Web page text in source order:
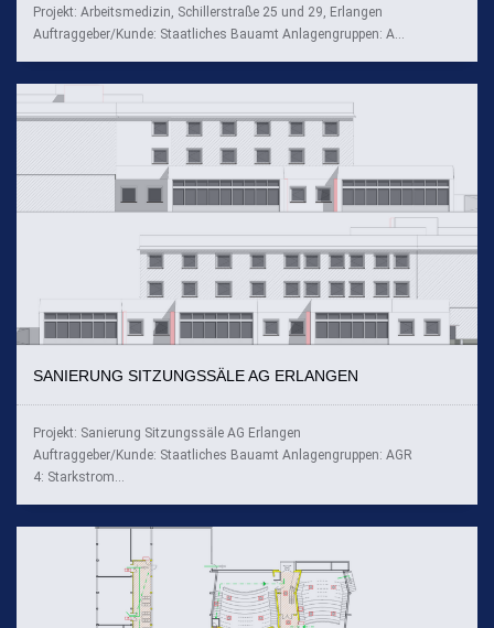
Projekt: Arbeitsmedizin, Schillerstraße 25 und 29, Erlangen
Auftraggeber/Kunde: Staatliches Bauamt Anlagengruppen: A...
SANIERUNG SITZUNGSSÄLE AG ERLANGEN
Projekt: Sanierung Sitzungssäle AG Erlangen
Auftraggeber/Kunde: Staatliches Bauamt Anlagengruppen: AGR
4: Starkstrom...